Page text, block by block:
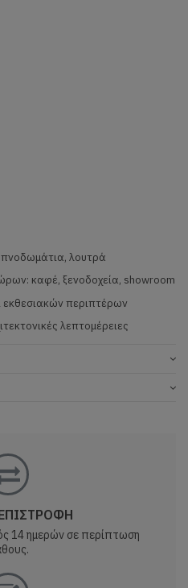
λουτρά
καφέ, ξενοδοχεία, showroom
εκθεσιακών περιπτέρων
λεπτομέρειες
14 ημερών σε περίπτωση